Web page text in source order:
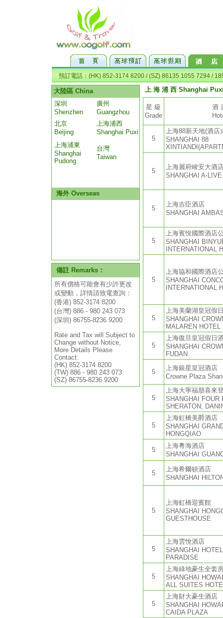
上 海 浦 西 Shanghai
星 級
Grade
酒
5
上海88新天地(酒店
SHANGHAI 88
5
上海麗府峻安大酒
SHANGHAI A-
5
上海吉臣酒店
SHANGHAI
5
上海賓悅國際酒店
SHANGHAI
INTERNATIONAL
5
上海協和國際酒店
SHANGHAI
INTERNATIONAL
5
上海美蘭湖皇冠假
SHANGHAI
MALAREN HOTEL
5
上海復旦皇冠假日
SHANGHAI
FUDAN
5
上海銀星皇冠酒店
Crowne Plaza
5
上海大寧福朋喜來
SHANGHAI FOUR
SHERATON,
5
上海虹橋美爵酒店
SHANGHAI
HONGQIAO
5
上海粵海酒店
SHANGHAI
5
上海希爾頓酒店
SHANGHAI
5
上海虹橋迎賓館
SHANGHAI
GUESTHOUSE
5
上海雲悅酒店
SHANGHAI
PARADISE
5
上海綠地豪生全套
SHANGHAI
ALL SUITES
5
上海財大豪生酒店
SHANGHAI
CAIDA PLAZA